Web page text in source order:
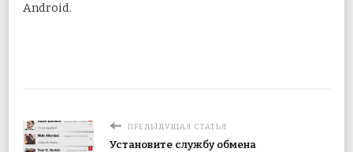
Android.
ПРЕДЫДУЩАЯ СТАТЬЯ
Установите службу обмена